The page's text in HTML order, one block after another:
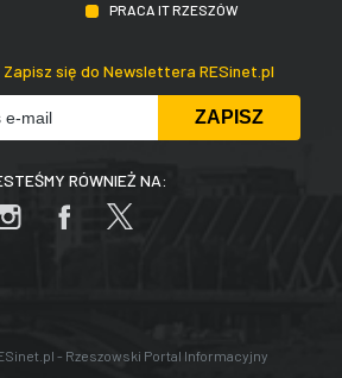
PRACA IT RZESZÓW
Zapisz się do Newslettera RESinet.pl
RÓWNIEŻ NA:
- Rzeszowski Portal Informacyjny